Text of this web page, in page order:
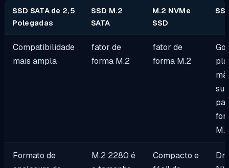
SSD SATA de 2,5
Polegadas
SSD M.2
SATA
M.2 NVMe
SSD
Compatibilidade
mais ampla
fator de
forma M.2
fator de
forma M.2
Go
Formato de
M.2 2280 é
Compacto e